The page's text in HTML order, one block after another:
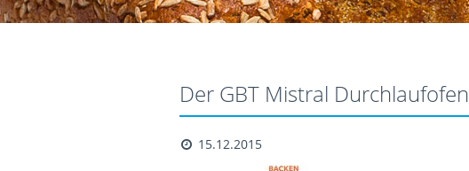
Der GBT Mistral Durchlaufofen
15.12.2015